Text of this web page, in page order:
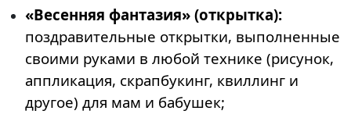
«Весенняя фантазия» (открытка):
поздравительные открытки, выполненные
своими руками в любой технике (рисунок,
аппликация, скрапбукинг, квиллинг и
другое) для мам и бабушек;